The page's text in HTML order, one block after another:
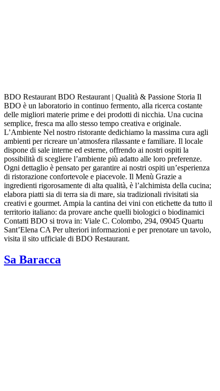
BDO Restaurant BDO Restaurant | Qualità & Passione Storia Il
BDO è un laboratorio in continuo fermento, alla ricerca costante
delle migliori materie prime e dei prodotti di nicchia. Una cucina
semplice, fresca ma allo stesso tempo creativa e originale.
L’Ambiente Nel nostro ristorante dedichiamo la massima cura agli
ambienti per ricreare un’atmosfera rilassante e familiare. Il locale
dispone di sale interne ed esterne, offrendo ai nostri ospiti la
possibilità di scegliere l’ambiente più adatto alle loro preferenze.
Ogni dettaglio è pensato per garantire ai nostri ospiti un’esperienza
di ristorazione confortevole e piacevole. Il Menù Grazie a
ingredienti rigorosamente di alta qualità, è l’alchimista della cucina;
elabora piatti sia di terra sia di mare, sia tradizionali rivisitati sia
creativi e gourmet. Ampia la cantina dei vini con etichette da tutto il
territorio italiano: da provare anche quelli biologici o biodinamici
Contatti BDO si trova in: Viale C. Colombo, 294, 09045 Quartu
Sant’Elena CA Per ulteriori informazioni e per prenotare un tavolo,
visita il sito ufficiale di BDO Restaurant.
Sa Baracca